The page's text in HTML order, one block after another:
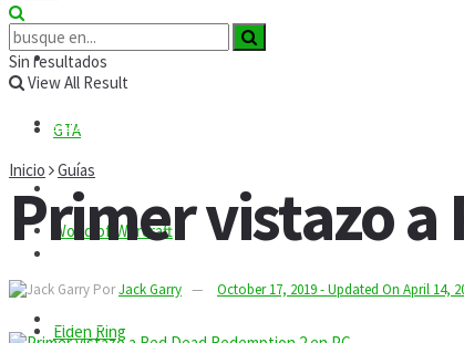
Roblox
GTA
World of Warcraft
Elden Ring
Códigos
Comandos
Guías
Sin resultados
View All Result
Inicio Guías
Primer vistazo a
PorJack Garry October 17, 2019 - Updated On April 14,